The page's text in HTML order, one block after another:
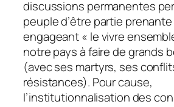
discussions permanentes
peuple d’être partie
engageant « le vivre
notre pays à faire de grands
(avec ses martyrs, ses
résistances). Pour cause,
l’institutionnalisation des